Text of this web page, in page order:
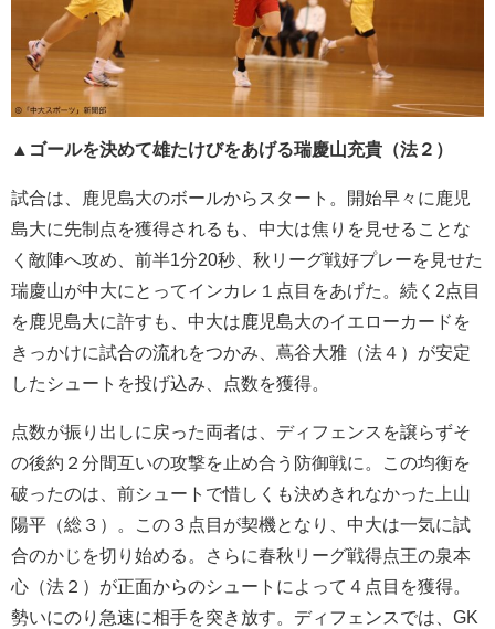
▲ ゴールを決めて雄たけびをあげる瑞慶山充貴（法２）
試合は、鹿児島大のボールからスタート。開始早々に鹿児
島大に先制点を獲得されるも、中大は焦りを見せることな
く敵陣へ攻め、前半1分20秒、秋リーグ戦好プレーを見せた
瑞慶山が中大にとってインカレ１点目をあげた。 続く 2点目
を鹿児島大に許すも
、中大は鹿児島大のイエローカードを
きっかけに試合の流れをつかみ、蔦谷大雅（法４）が安定
したシュートを投げ込み、点数を獲得。
点数が振り出しに戻った両者は、ディフェンスを譲らずそ
の後約２分間互いの攻撃を止め合う防御戦に。
この均衡を
破ったのは、前シュートで惜しくも決めきれなかった上山
陽平（総３）。この３点目が契機となり、中大は一気に試
合のかじを切り始める。さらに春秋リーグ戦得点王の泉本
心（法２）が正面からのシュートによって４点目を獲得。
勢いにのり 急速に相手を突き放す。 ディフェンスでは、GK